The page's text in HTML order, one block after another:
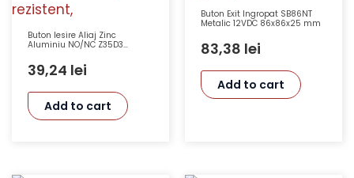
Buton Iesire Aliaj Zinc
Aluminiu NO/NC Z35D3
Temperatură -20C +55C
39,24 lei
Add to cart
Buton Exit Ingropat SB86NT
Metalic 12VDC 86x86x25 mm
83,38 lei
Add to cart